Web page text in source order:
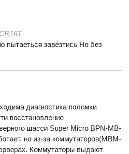
пытаеться завезтись Но без
диагностика поломки
восстановление
шасси Super Micro BPN-MB-
но из-за коммутаторов(MBM-
Коммутаторы выдают